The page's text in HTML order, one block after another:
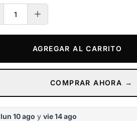
AGREGAR AL CARRITO
COMPRAR AHORA →
lun 10 ago y vie 14 ago